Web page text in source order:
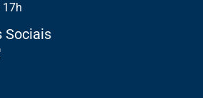
17h
Sociais